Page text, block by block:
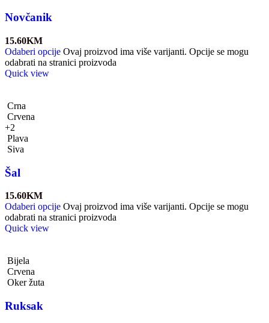
Novčanik
15.60KM
Odaberi opcije Ovaj proizvod ima više varijanti. Opcije se mogu
odabrati na stranici proizvoda
Quick view
Crna
Crvena
+2
Plava
Siva
Šal
15.60KM
Odaberi opcije Ovaj proizvod ima više varijanti. Opcije se mogu
odabrati na stranici proizvoda
Quick view
Bijela
Crvena
Oker žuta
Ruksak